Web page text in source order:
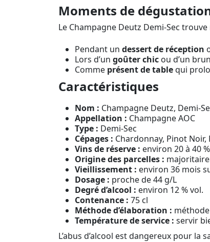
Moments de
Le Champagne Deutz Demi-Sec
Pendant un dessert de réception
Lors d’un goûter chic ou d’un
Comme présent de tablequi
Caractéristiques
Nom : Champagne Deutz, Demi-
Appellation : Champagne AOC
Type : Demi-Sec
Cépages : Chardonnay, Pinot
Vins de réserve : environ 20 à 40 %
Origine des parcelles :
Vieillissement : environ 36 mois
Dosage : proche de 44 g/L
Degré d’alcool : environ 12 % vol.
Contenance : 75 cl
Méthode d’élaboration :
Température de service : servir
L’abus d’alcool est dangereux pour